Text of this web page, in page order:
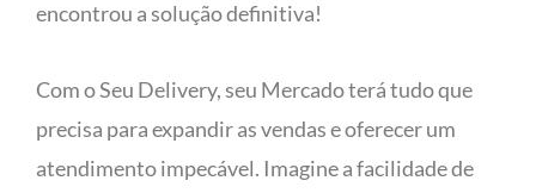
encontrou a solução definitiva!
Com o Seu Delivery, seu Mercado terá tudo que
precisa para expandir as vendas e oferecer um
atendimento impecável. Imagine a facilidade de